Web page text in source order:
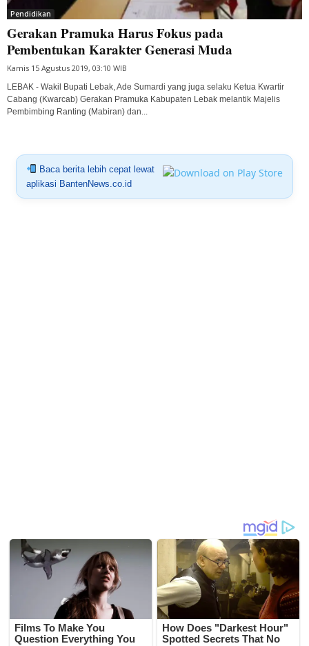
Pendidikan
Gerakan Pramuka Harus Fokus pada
Pembentukan Karakter Generasi Muda
Kamis 15 Agustus 2019, 03:10 WIB
LEBAK - Wakil Bupati Lebak, Ade Sumardi yang juga selaku Ketua Kwartir
Cabang (Kwarcab) Gerakan Pramuka Kabupaten Lebak melantik Majelis
Pembimbing Ranting (Mabiran) dan...
Baca berita lebih cepat lewat
aplikasi BantenNews.co.id